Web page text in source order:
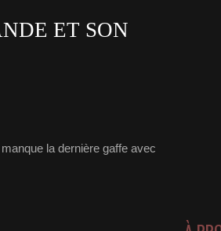
ET SON
la dernière gaffe avec